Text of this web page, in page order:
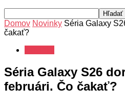
Domov Novinky Séria Galaxy
čakať?
Séria Galaxy S26
februári. Čo čakať?